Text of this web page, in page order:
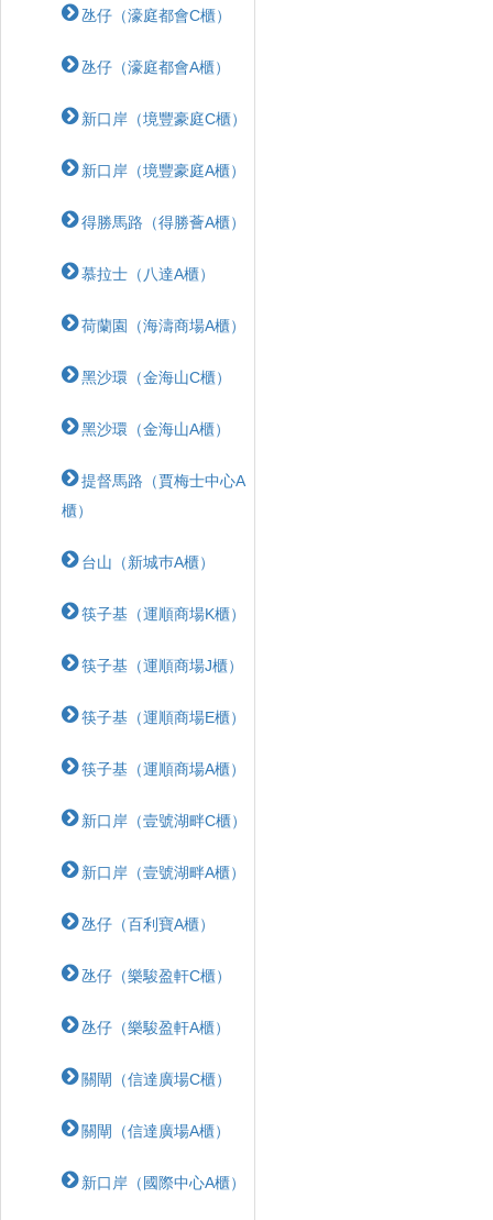
氹仔（濠庭都會C櫃）
氹仔（濠庭都會A櫃）
新口岸（境豐豪庭C櫃）
新口岸（境豐豪庭A櫃）
得勝馬路（得勝薈A櫃）
慕拉士（八達A櫃）
荷蘭園（海濤商場A櫃）
黑沙環（金海山C櫃）
黑沙環（金海山A櫃）
提督馬路（賈梅士中心A
櫃）
台山（新城巿A櫃）
筷子基（運順商場K櫃）
筷子基（運順商場J櫃）
筷子基（運順商場E櫃）
筷子基（運順商場A櫃）
新口岸（壹號湖畔C櫃）
新口岸（壹號湖畔A櫃）
氹仔（百利寶A櫃）
氹仔（樂駿盈軒C櫃）
氹仔（樂駿盈軒A櫃）
關閘（信達廣場C櫃）
關閘（信達廣場A櫃）
新口岸（國際中心A櫃）